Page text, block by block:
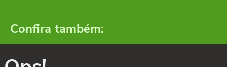
Confira também: